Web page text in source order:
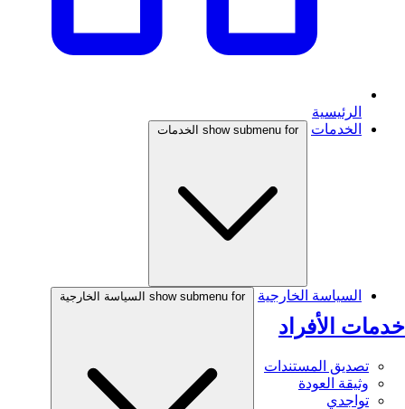
الرئيسية
الخدمات
show submenu for الخدمات
خدمات الأفراد
تصديق المستندات
وثيقة العودة
تواجدي
السياسة الخارجية show submenu for السياسة الخارجية